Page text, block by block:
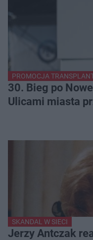
PROMOCJA
30. Bieg po
Ulicami miasta
SKANDAL W SIECI
Jerzy Antczak